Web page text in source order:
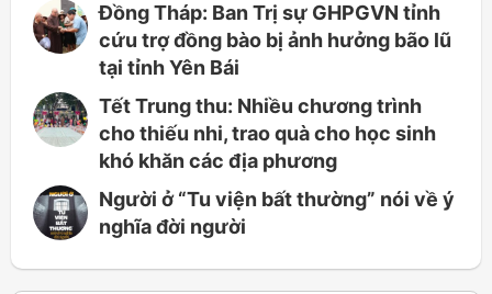
Đồng Tháp: Ban Trị sự GHPGVN tỉnh
cứu trợ đồng bào bị ảnh hưởng bão lũ
tại tỉnh Yên Bái
Tết Trung thu: Nhiều chương trình
cho thiếu nhi, trao quà cho học sinh
khó khăn các địa phương
Người ở “Tu viện bất thường” nói về ý
nghĩa đời người